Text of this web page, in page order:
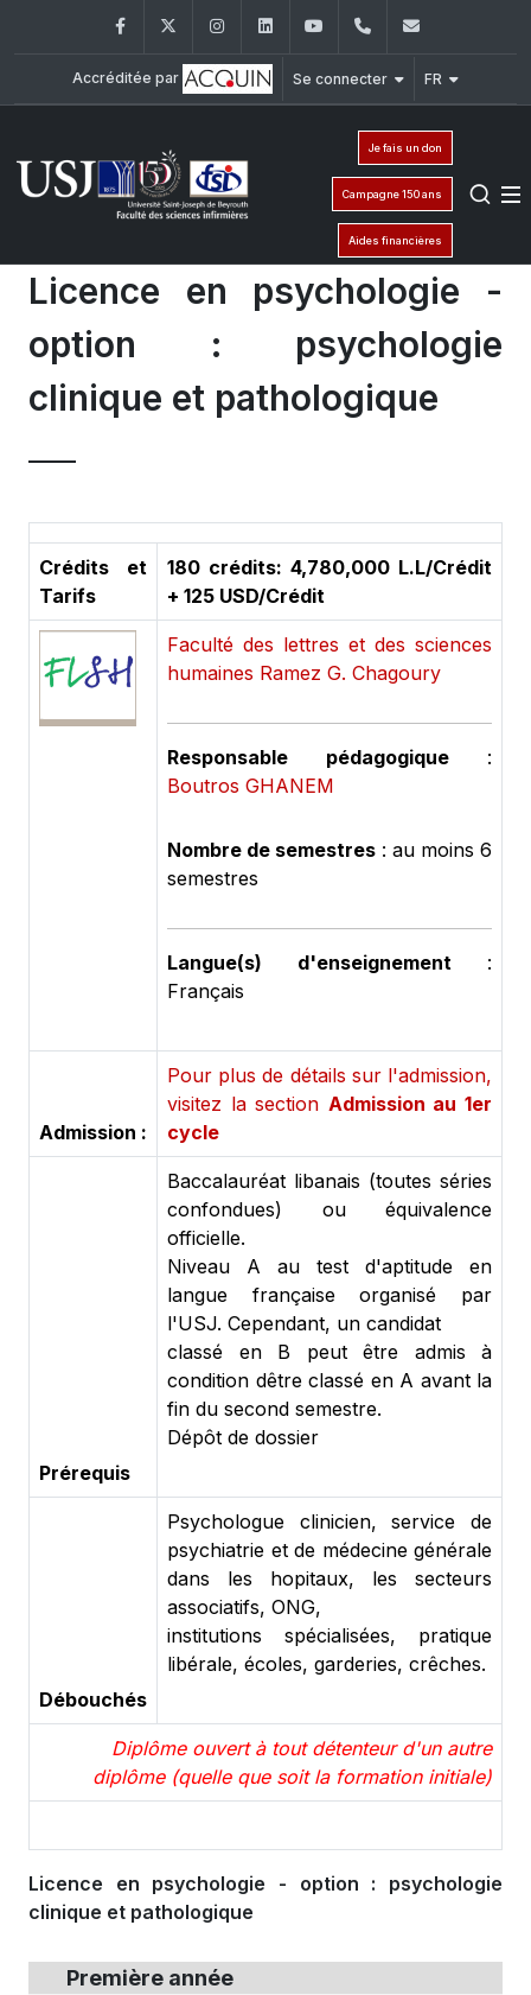
FacebookTwitter InstagramLinkedInYouTube+961 (1) 421 240
Accréditée par Se connecter FR
Je fais un don
Campagne 150 ans
Aides financières
Licence en psychologie -
option : psychologie
clinique et pathologique
Crédits et
Tarifs
180 crédits: 4,780,000 L.L/Crédit
+ 125 USD/Crédit
Faculté des lettres et des sciences
humaines Ramez G. Chagoury
Responsable pédagogique:
Boutros GHANEM
Nombre de semestres : au moins 6
semestres
Langue(s) d'enseignement:
Français
Admission :
Pour plus de détails sur l'admission,
visitez la section Admission au 1er
cycle
Prérequis
Baccalauréat libanais (toutes séries
confondues) ou équivalence
officielle.
Niveau A au test d'aptitude en
langue française organisé par
l'USJ. Cependant, un candidat
classé en B peut être admis à
condition dêtre classé en A avant la
fin du second semestre.
Dépôt de dossier
Débouchés
Psychologue clinicien, service de
psychiatrie et de médecine générale
dans les hopitaux, les secteurs
associatifs, ONG,
institutions spécialisées, pratique
libérale, écoles, garderies, crêches.
Diplôme ouvert à tout détenteur d'un autre
diplôme (quelle que soit la formation initiale)
Licence en psychologie - option : psychologie
clinique et pathologique
Première année